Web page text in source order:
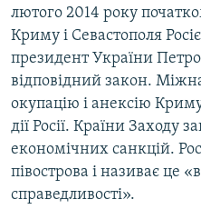
лютого 2014 року
Криму і Севастополя
президент України
відповідний закон.
окупацію і анексію
дії Росії. Країни Заходу
економічних санкцій.
півострова і називає це
справедливості».